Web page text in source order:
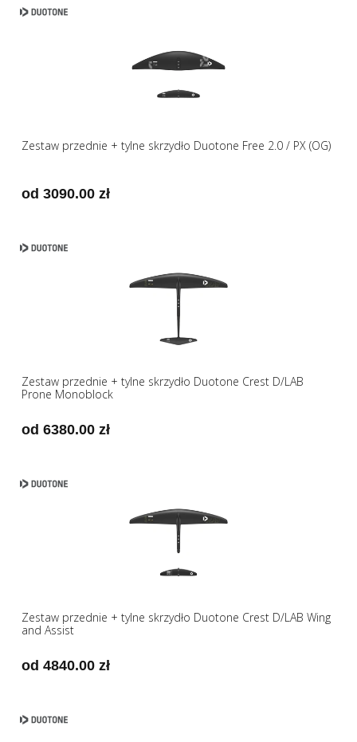
Zestaw przednie + tylne skrzydło Duotone Free 2.0 / PX (OG)
od 3090.00 zł
Zestaw przednie + tylne skrzydło Duotone Crest D/LAB
Prone Monoblock
od 6380.00 zł
Zestaw przednie + tylne skrzydło Duotone Crest D/LAB Wing
and Assist
od 4840.00 zł